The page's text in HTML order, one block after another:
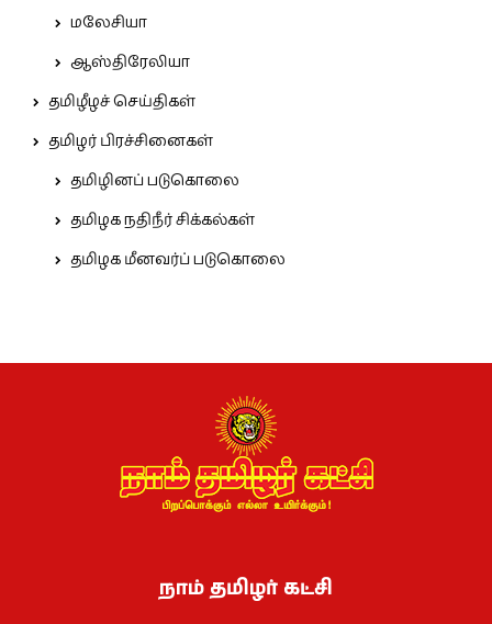
மலேசியா
ஆஸ்திரேலியா
தமிழீழச் செய்திகள்
தமிழர் பிரச்சினைகள்
தமிழினப் படுகொலை
தமிழக நதிநீர் சிக்கல்கள்
தமிழக மீனவர்ப் படுகொலை
நாம் தமிழர் கட்சி